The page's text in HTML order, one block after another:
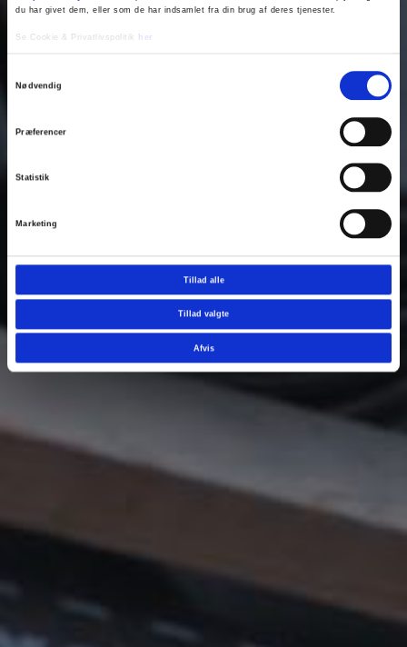
du har givet dem, eller som de har indsamlet fra din brug af deres tjenester.
Se Cookie & Privatlivspolitik her
Nødvendig
Præferencer
Statistik
Marketing
Tillad alle
Tillad valgte
Afvis